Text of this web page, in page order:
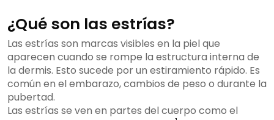
¿Qué son las estrías?
Las estrías son marcas visibles en la piel que
aparecen cuando se rompe la estructura interna de
la dermis. Esto sucede por un estiramiento rápido. Es
común en el embarazo, cambios de peso o durante la
pubertad.
Las estrías se ven en partes del cuerpo como el